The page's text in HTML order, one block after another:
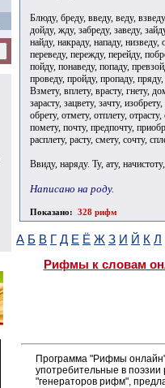
Блюду, бреду, введу, веду,
дойду, жду, забреду, заведу,
найду, накраду, нападу,
переведу, пережду, перейду,
пойду, понаведу, попаду,
проведу, пройду, пропаду,
Взмету, вплету, врасту, гнету,
зарасту, зацвету, зачту,
обрету, отмету, отплету,
помету, почту, предпочту,
расплету, расту, смету, сочту,
Ввиду, наряду. Ту, ату,
Написано на роду.
Показано: 328 рифм
А Б В Г Д Е Ё Ж З И Й К Л
Рифмы к словам
Программа "Рифмы
употребительные в поэзии
"генераторов рифм",